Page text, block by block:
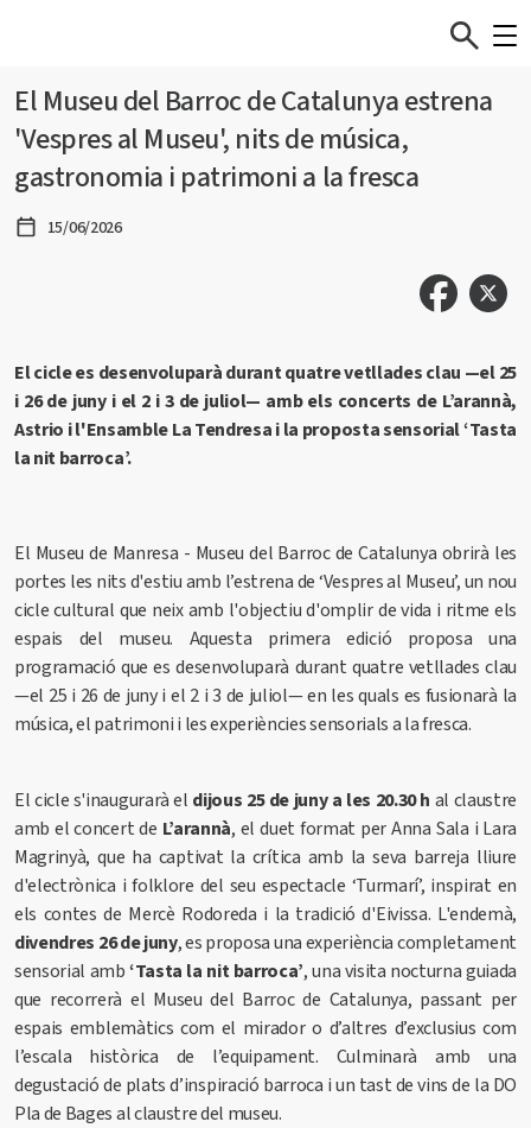
El Museu del Barroc de Catalunya estrena
'Vespres al Museu', nits de música,
gastronomia i patrimoni a la fresca
15/06/2026
El ciclees desenvoluparà durant quatre vetllades clau —el 25
i 26 de juny i el 2 i 3 de juliol— amb els concerts de L’arannà,
Astrio i l'Ensamble La Tendresa i la proposta sensorial ‘Tasta
la nit barroca’.
El Museu de Manresa - Museu del Barroc de Catalunya obrirà les
portes les nits d'estiu amb l’estrena de ‘Vespres al Museu’, un nou
cicle cultural que neix amb l'objectiu d'omplir de vida i ritme els
espais del museu. Aquesta primera edició proposa una
programació que es desenvoluparà durant quatre vetllades clau
—el 25 i 26 de juny i el 2 i 3 de juliol— en les quals es fusionarà la
música, el patrimoni i les experiències sensorials a la fresca.
El cicle s'inaugurarà el dijous 25 de juny a les 20.30 h al claustre
amb el concert de L’arannà, el duet format per Anna Sala i Lara
Magrinyà, que ha captivat la crítica amb la seva barreja lliure
d'electrònica i folklore del seu espectacle ‘Turmarí’, inspirat en
els contes de Mercè Rodoreda i la tradició d'Eivissa. L'endemà,
divendres 26 de juny, es proposa una experiència completament
sensorial amb ‘Tasta la nit barroca’, una visita nocturna guiada
que recorrerà el Museu del Barroc de Catalunya, passant per
espais emblemàtics com el mirador o d’altres d’exclusius com
l’escala històrica de l’equipament. Culminarà amb una
degustació de plats d’inspiració barroca i un tast de vins de la DO
Pla de Bages al claustre del museu.